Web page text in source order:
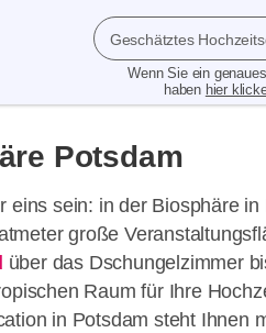
Geschätztes
Wenn Sie ein
haben hier
Potsdam
eins sein: in der Biosphäre
große
über das Dschungelzimmer
Raum für Ihre
in Potsdam steht Ihnen